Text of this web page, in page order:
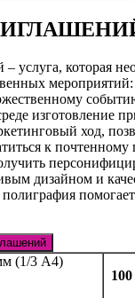
услуга, которая
мероприятий:
изготовление
ход,
к
дизайном и
(1/3 А4)
100